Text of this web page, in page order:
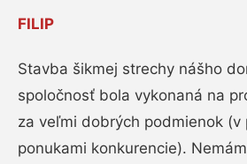
FILIP
Stavba šikmej strechy nášho
spoločnosť bola vykonaná na
za veľmi dobrých podmienok (v
ponukami konkurencie).